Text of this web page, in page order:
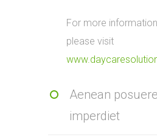
For more
please visit
Aenean
imperdiet